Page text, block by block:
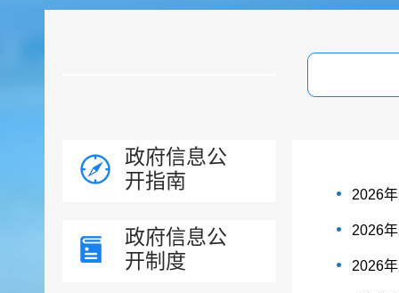
政府信息公
开指南
政府信息公
开制度
2026
2026
2026